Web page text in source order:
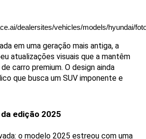
dealersites/vehicles/models/hyundai/
em uma geração mais antiga, a
atualizações visuais que a mantêm
carro premium. O design ainda
que busca um SUV imponente e
edição 2025
o modelo 2025 estreou com uma